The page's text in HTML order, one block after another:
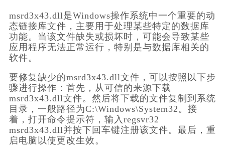
msrd3x43.dll是Windows操作系统中一个重要的动
态链接库文件，主要用于处理某些特定的数据库
功能。当该文件缺失或损坏时，可能会导致某些
应用程序无法正常运行，特别是与数据库相关的
软件。
要修复缺少的msrd3x43.dll文件，可以按照以下步
骤进行操作：首先，从可信的来源下载
msrd3x43.dll文件。然后将下载的文件复制到系统
目录，一般路径为C:\Windows\System32。接
着，打开命令提示符，输入regsvr32
msrd3x43.dll并按下回车键注册该文件。最后，重
启电脑以使更改生效。